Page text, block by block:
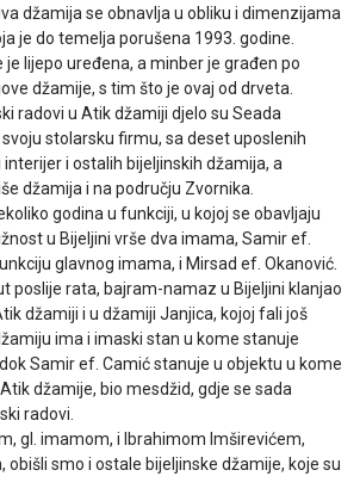
džamija se obnavlja u obliku i dimenzijama
je do temelja porušena 1993. godine.
lijepo uređena, a minber je građen po
džamije, s tim što je ovaj od drveta.
radovi u Atik džamiji djelo su Seada
stolarsku firmu, sa deset uposlenih
interijer i ostalih bijeljinskih džamija, a
džamija i na području Zvornika.
godina u funkciji, u kojoj se obavljaju
u Bijeljini vrše dva imama, Samir ef.
glavnog imama, i Mirsad ef. Okanović.
poslije rata, bajram-namaz u Bijeljini klanjao
džamiji i u džamiji Janjica, kojoj fali još
ima i imaski stan u kome stanuje
Samir ef. Camić stanuje u objektu u kome
džamije, bio mesdžid, gdje se sada
radovi.
gl. imamom, i Ibrahimom Imširevićem,
obišli smo i ostale bijeljinske džamije, koje su